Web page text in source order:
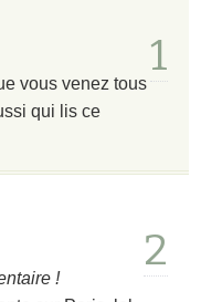
1
vous venez tous
qui lis ce
2
!